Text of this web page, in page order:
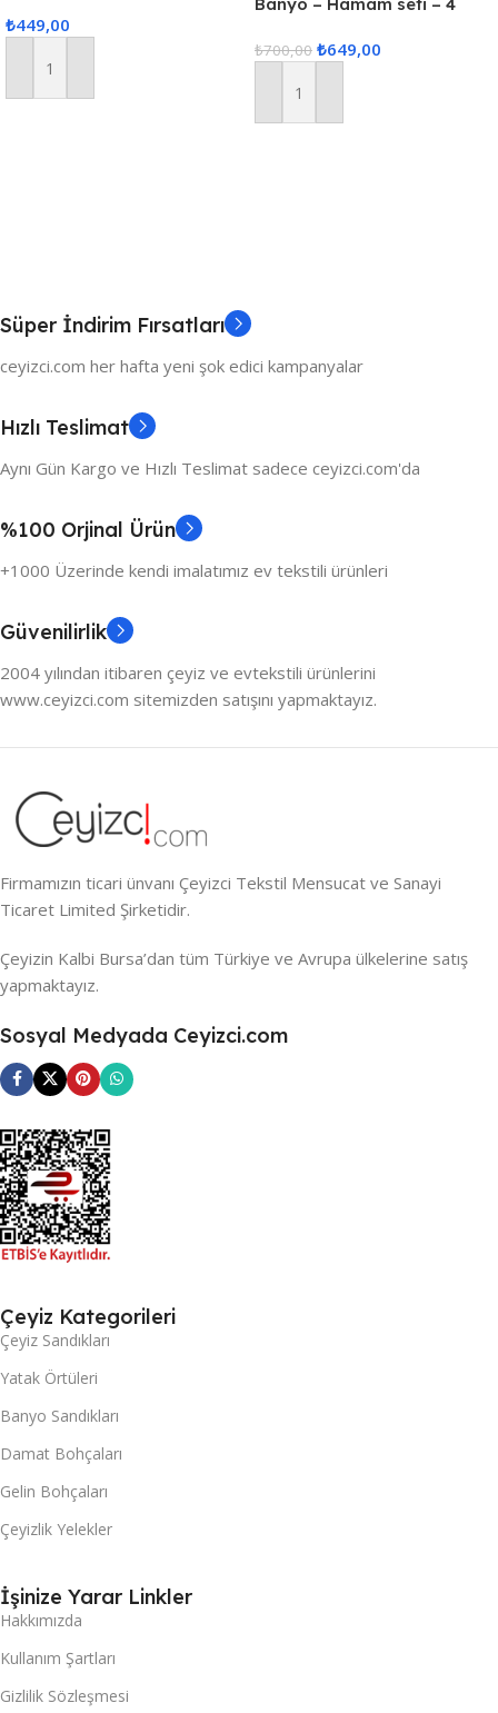
Ekonomik Model 40x80cm
₺449,00
Sepete Ekle
₺700,00 ₺649,00
Sepete Ekle
Süper İndirim Fırsatları
ceyizci.com her hafta yeni şok edici kampanyalar
Hızlı Teslimat
Aynı Gün Kargo ve Hızlı Teslimat sadece ceyizci.com'da
%100 Orjinal Ürün
+1000 Üzerinde kendi imalatımız ev tekstili ürünleri
Güvenilirlik
2004 yılından itibaren çeyiz ve evtekstili ürünlerini
www.ceyizci.com sitemizden satışını yapmaktayız.
Firmamızın ticari ünvanı Çeyizci Tekstil Mensucat ve Sanayi
Ticaret Limited Şirketidir.
Çeyizin Kalbi Bursa’dan tüm Türkiye ve Avrupa ülkelerine satış
yapmaktayız.
Sosyal Medyada Ceyizci.com
Çeyiz Kategorileri
Çeyiz Sandıkları
Yatak Örtüleri
Banyo Sandıkları
Damat Bohçaları
Gelin Bohçaları
Çeyizlik Yelekler
İşinize Yarar Linkler
Hakkımızda
Kullanım Şartları
Gizlilik Sözleşmesi